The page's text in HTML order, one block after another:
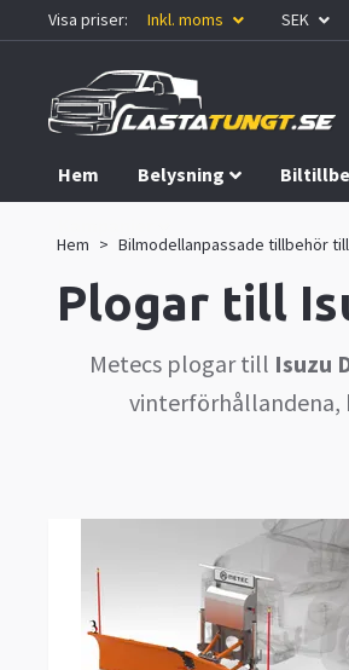
Visa priser: Inkl. moms SEK
Hem Belysning
Hem Bilmodellanpassade tillbehör
Plogar till
Metecs plogar till Isuzu
vinterförhållandena,